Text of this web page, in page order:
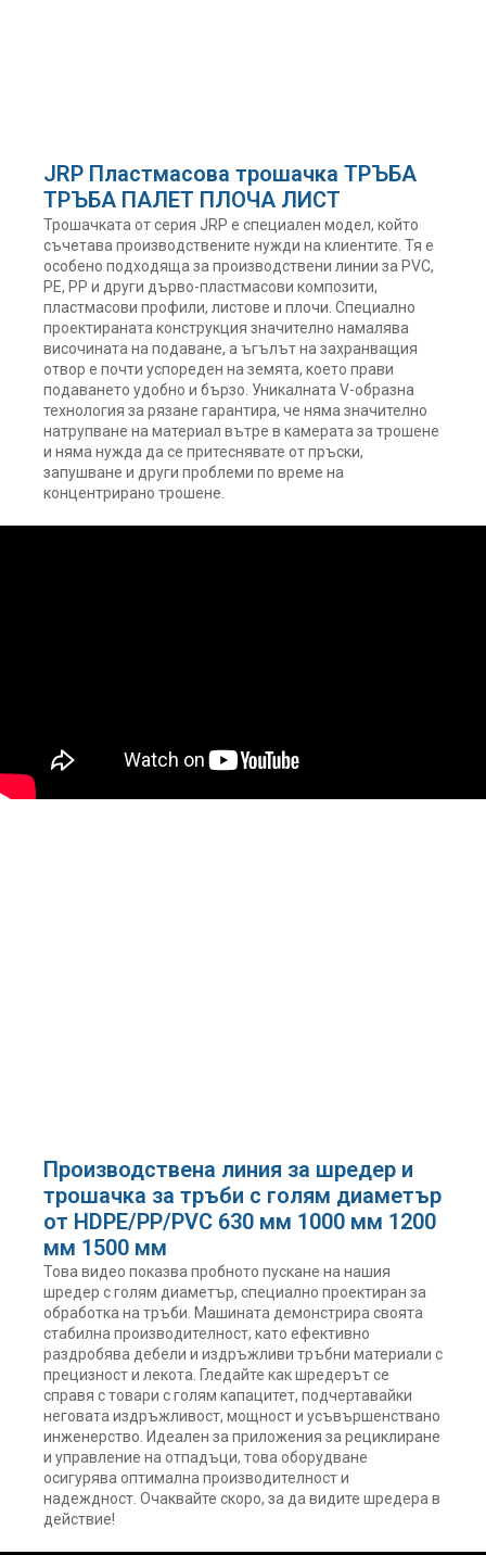
JRP Пластмасова трошачка ТРЪБА
ТРЪБА ПАЛЕТ ПЛОЧА ЛИСТ
Трошачката от серия JRP е специален модел, който
съчетава производствените нужди на клиентите. Тя е
особено подходяща за производствени линии за PVC,
PE, PP и други дърво-пластмасови композити,
пластмасови профили, листове и плочи. Специално
проектираната конструкция значително намалява
височината на подаване, а ъгълът на захранващия
отвор е почти успореден на земята, което прави
подаването удобно и бързо. Уникалната V-образна
технология за рязане гарантира, че няма значително
натрупване на материал вътре в камерата за трошене
и няма нужда да се притеснявате от пръски,
запушване и други проблеми по време на
концентрирано трошене.
Производствена линия за шредер и
трошачка за тръби с голям диаметър
от HDPE/PP/PVC 630 мм 1000 мм 1200
мм 1500 мм
Това видео показва пробното пускане на нашия
шредер с голям диаметър, специално проектиран за
обработка на тръби. Машината демонстрира своята
стабилна производителност, като ефективно
раздробява дебели и издръжливи тръбни материали с
прецизност и лекота. Гледайте как шредерът се
справя с товари с голям капацитет, подчертавайки
неговата издръжливост, мощност и усъвършенствано
инженерство. Идеален за приложения за рециклиране
и управление на отпадъци, това оборудване
осигурява оптимална производителност и
надеждност. Очаквайте скоро, за да видите шредера в
действие!